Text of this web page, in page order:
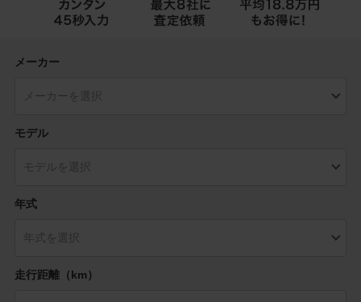
メーカー
モデル
年式
走行距離（km）